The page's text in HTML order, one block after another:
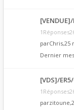
parChris,25
Dernier
[VDS]/
parzitoune